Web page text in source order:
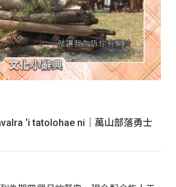
‘i tatolohae ni｜萬山部落勇士